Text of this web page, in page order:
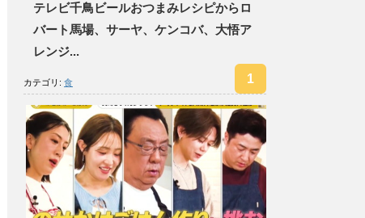
テレビ千鳥ビールおつまみレシピからロ
バート馬場、サーヤ、ケンコバ、大悟ア
レンジ...
カテゴリ: 食